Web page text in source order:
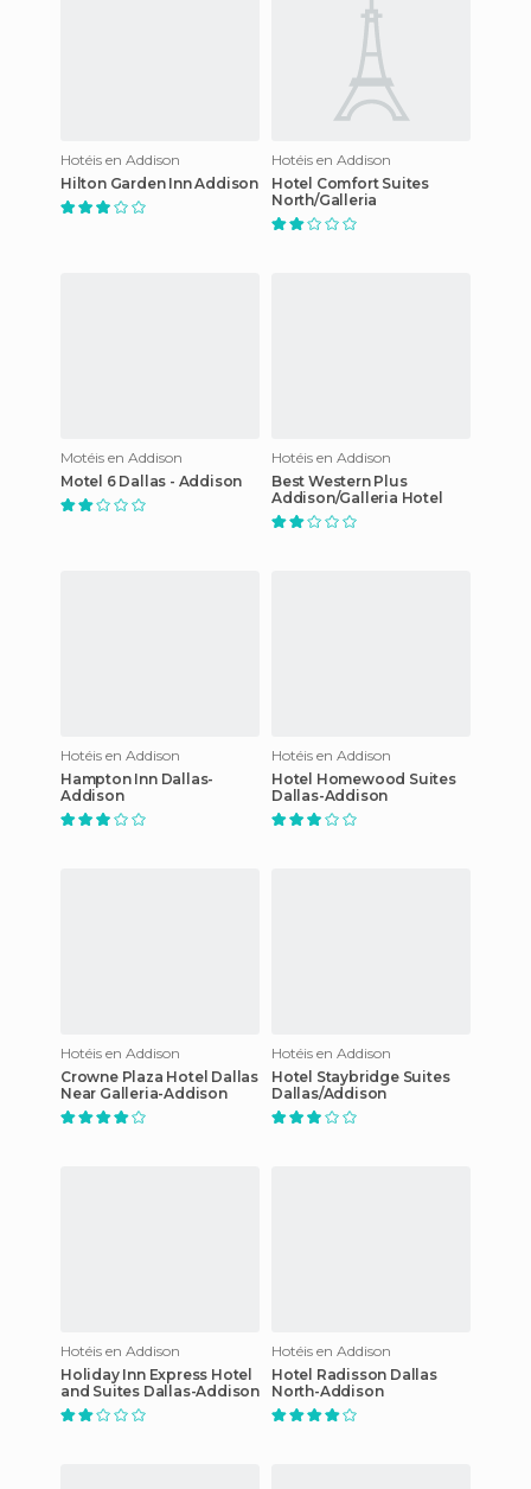
Hotéis en Addison
Hilton Garden Inn Addison
Hotéis en Addison
Hotel Comfort Suites
North/Galleria
Motéis en Addison
Motel 6 Dallas - Addison
Hotéis en Addison
Best Western Plus
Addison/Galleria Hotel
Hotéis en Addison
Hampton Inn Dallas-
Addison
Hotéis en Addison
Hotel Homewood Suites
Dallas-Addison
Hotéis en Addison
Crowne Plaza Hotel Dallas
Near Galleria-Addison
Hotéis en Addison
Hotel Staybridge Suites
Dallas/Addison
Hotéis en Addison
Holiday Inn Express Hotel
and Suites Dallas-Addison
Hotéis en Addison
Hotel Radisson Dallas
North-Addison